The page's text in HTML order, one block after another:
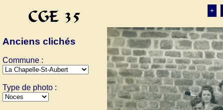
Anciens clichés
Commune :
Type de photo :
+